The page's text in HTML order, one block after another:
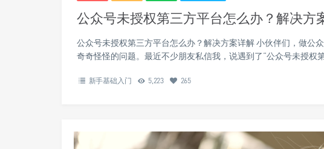
公众号未授权第三方平台怎么办？解决方
公众号未授权第三方平台怎么办？解决方案详解 小伙伴们，做公
奇奇怪怪的问题。最近不少朋友私信我，说遇到了“公众号未授权
新手基础入门 5,223 265